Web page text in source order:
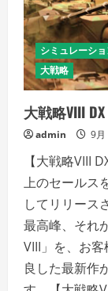
シミュレーシ
大戦略
大戦略VIII
admin 9月
【大戦略VIII
上のセールス
してリリース
最高峰、それ
VIII」を、お
良した最新作